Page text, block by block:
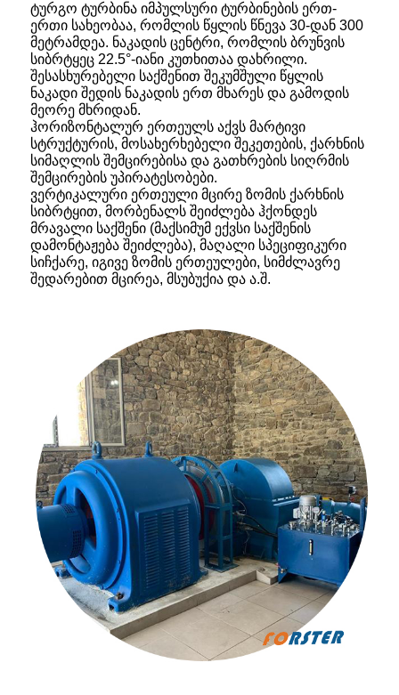
ტურგო ტურბინა იმპულსური ტურბინების ერთ-
ერთი სახეობაა, რომლის წყლის წნევა 30-დან 300
მეტრამდეა. ნაკადის ცენტრი, რომლის ბრუნვის
სიბრტყეც 22.5°-იანი კუთხითაა დახრილი.
შესასხურებელი საქშენით შეკუმშული წყლის
ნაკადი შედის ნაკადის ერთ მხარეს და გამოდის
მეორე მხრიდან.
ჰორიზონტალურ ერთეულს აქვს მარტივი
სტრუქტურის, მოსახერხებელი შეკეთების, ქარხნის
სიმაღლის შემცირებისა და გათხრების სიღრმის
შემცირების უპირატესობები.
ვერტიკალური ერთეული მცირე ზომის ქარხნის
სიბრტყით, მორბენალს შეიძლება ჰქონდეს
მრავალი საქშენი (მაქსიმუმ ექვსი საქშენის
დამონტაჟება შეიძლება), მაღალი სპეციფიკური
სიჩქარე, იგივე ზომის ერთეულები, სიმძლავრე
შედარებით მცირეა, მსუბუქია და ა.შ.